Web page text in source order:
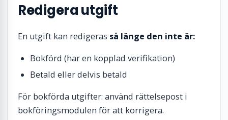
Redigera utgift
En utgift kan redigeras så länge den inte är:
Bokförd (har en kopplad verifikation)
Betald eller delvis betald
För bokförda utgifter: använd rättelsepost i
bokföringsmodulen för att korrigera.